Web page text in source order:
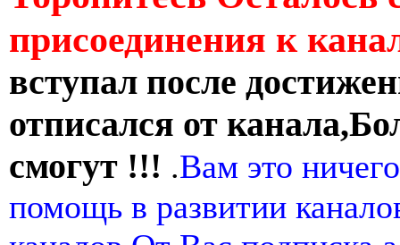
присоединения к
вступал после
отписался от
смогут !!! .Вам это
помощь в развитии